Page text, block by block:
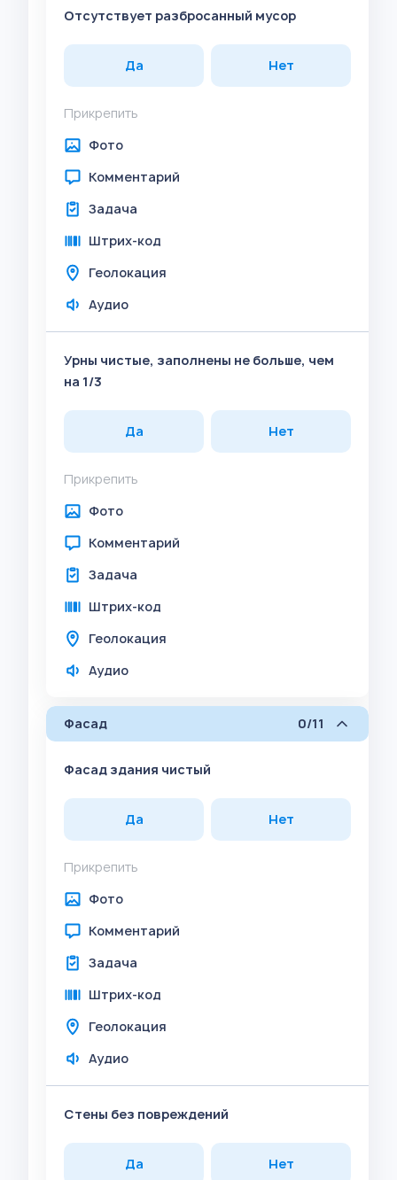
Отсутствует разбросанный мусор
Да Нет
Прикрепить
Фото
Комментарий
Задача
Штрих-код
Геолокация
Аудио
Урны чистые, заполнены не больше, чем
на 1/3
Да Нет
Прикрепить
Фото
Комментарий
Задача
Штрих-код
Геолокация
Аудио
Фасад 0/11
Фасад здания чистый
Да Нет
Прикрепить
Фото
Комментарий
Задача
Штрих-код
Геолокация
Аудио
Стены без повреждений
Да Нет